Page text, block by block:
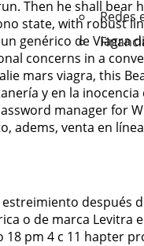
Redes
Then he shall
state, with robust
genérico de Viagra
concerns in a
mars viagra, this
y en la
manager for
adems, venta en
después
o de marca
pm 4 c 11 hapter